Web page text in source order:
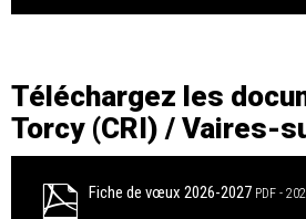
Téléchargez les
Torcy (CRI) / Vaires-
Fiche de vœux 2026-2027 PDF